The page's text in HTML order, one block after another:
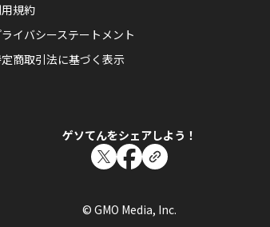
規約
イバシーステートメント
商取引法に基づく表示
ゲソてんをシェアしよう！
© GMO Media, Inc.